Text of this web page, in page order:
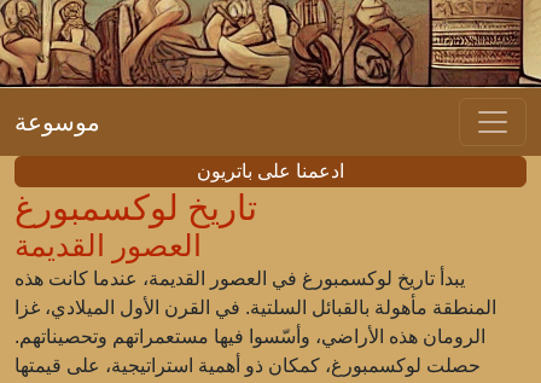
موسوعة
ادعمنا على باتريون
تاريخ لوكسمبورغ
العصور القديمة
يبدأ تاريخ لوكسمبورغ في العصور القديمة، عندما كانت هذه
المنطقة مأهولة بالقبائل السلتية. في القرن الأول الميلادي، غزا
الرومان هذه الأراضي، وأسّسوا فيها مستعمراتهم وتحصيناتهم.
حصلت لوكسمبورغ، كمكان ذو أهمية استراتيجية، على قيمتها